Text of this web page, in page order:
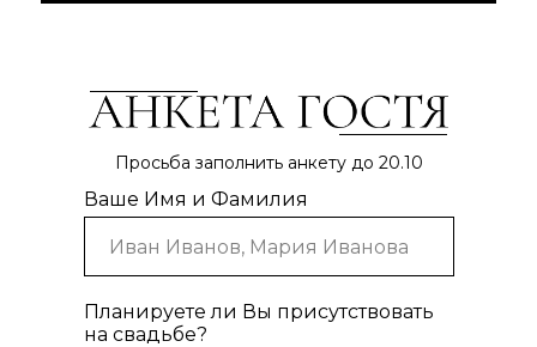
Ваше Имя и Фамилия
Планируете ли Вы присутствовать
на свадьбе?
Просьба заполнить анкету до 20.10